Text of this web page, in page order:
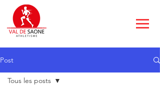
Post
Tous les posts